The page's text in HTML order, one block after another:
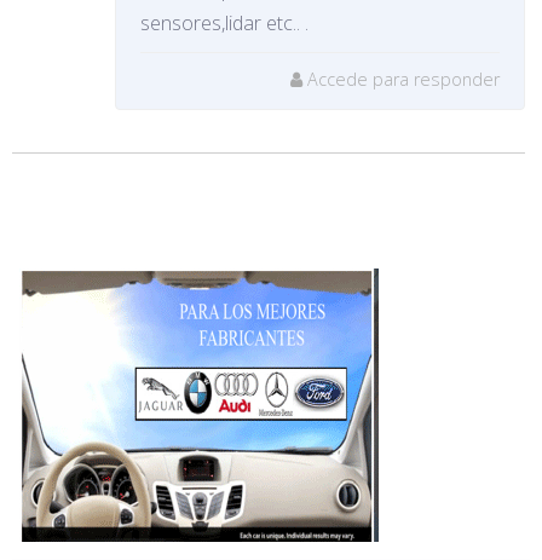
sensores,lidar etc.. .
Accede para responder